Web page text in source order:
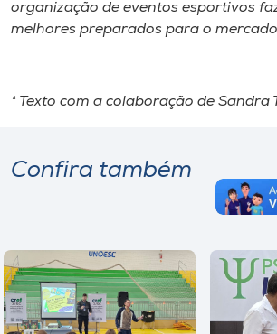
organização de eventos esportivos
melhores preparados para o
* Texto com a colaboração de Sandra
Confira também